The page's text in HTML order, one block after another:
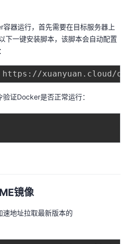
容器运行，首先需要在目标服务器上
下一键安装脚本，该脚本会自动配置
https://xuanyuan.cloud/
证Docker是否正常运行：
镜像
地址拉取最新版本的